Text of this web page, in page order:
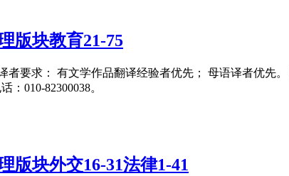
版块教育21-75
者要求： 有文学作品翻译经验者优先； 母语译者优先
010-82300038。
版块外交16-31法律1-41